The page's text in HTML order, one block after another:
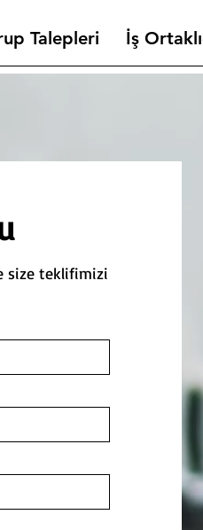
Talepleri İş
size teklifimizi